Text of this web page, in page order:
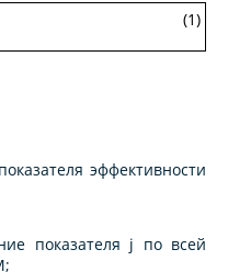
(1)
эффективности
показателя j по всей